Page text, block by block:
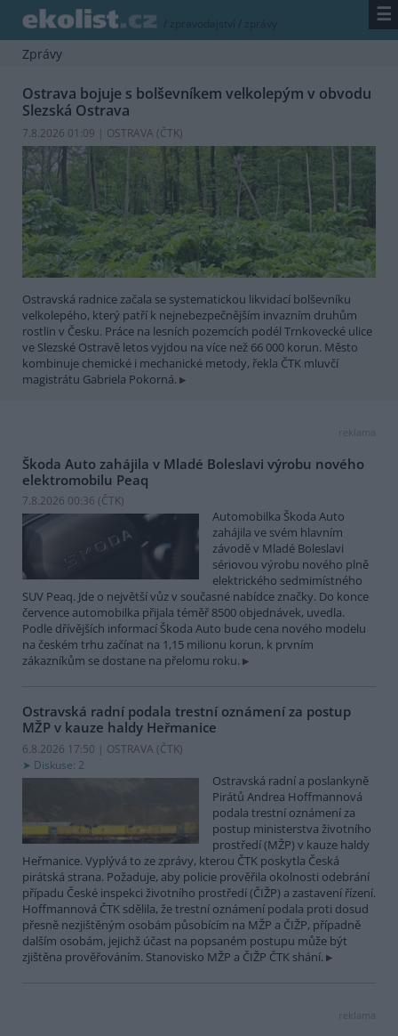
/ zpravodajství / zprávy ☰
Zprávy
Ostrava bojuje s bolševníkem velkolepým v obvodu
Slezská Ostrava
7.8.2026 01:09 | OSTRAVA (ČTK)
Ostravská radnice začala se systematickou likvidací bolševníku
velkolepého, který patří k nejnebezpečnějším invazním druhům
rostlin v Česku. Práce na lesních pozemcích podél Trnkovecké ulice
ve Slezské Ostravě letos vyjdou na více než 66 000 korun. Město
kombinuje chemické i mechanické metody, řekla ČTK mluvčí
magistrátu Gabriela Pokorná.
reklama
Škoda Auto zahájila v Mladé Boleslavi výrobu nového
elektromobilu Peaq
7.8.2026 00:36 (ČTK)
Automobilka Škoda Auto
zahájila ve svém hlavním
závodě v Mladé Boleslavi
sériovou výrobu nového plně
elektrického sedmimístného
SUV Peaq. Jde o největší vůz v současné nabídce značky. Do konce
července automobilka přijala téměř 8500 objednávek, uvedla.
Podle dřívějších informací Škoda Auto bude cena nového modelu
na českém trhu začínat na 1,15 milionu korun, k prvním
zákazníkům se dostane na přelomu roku.
Ostravská radní podala trestní oznámení za postup
MŽP v kauze haldy Heřmanice
6.8.2026 17:50 | OSTRAVA (ČTK)
Diskuse: 2
Ostravská radní a poslankyně
Pirátů Andrea Hoffmannová
podala trestní oznámení za
postup ministerstva životního
prostředí (MŽP) v kauze haldy
Heřmanice. Vyplývá to ze zprávy, kterou ČTK poskytla Česká
pirátská strana. Požaduje, aby policie prověřila okolnosti odebrání
případu České inspekci životního prostředí (ČIŽP) a zastavení řízení.
Hoffmannová ČTK sdělila, že trestní oznámení podala proti dosud
přesně nezjištěným osobám působícím na MŽP a ČIŽP, případně
dalším osobám, jejichž účast na popsaném postupu může být
zjištěna prověřováním. Stanovisko MŽP a ČIŽP ČTK shání.
reklama